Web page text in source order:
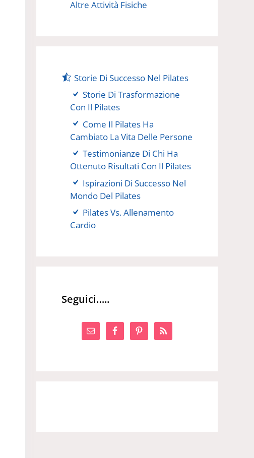
Altre Attività Fisiche
Storie Di Successo Nel Pilates
Storie Di Trasformazione
Con Il Pilates
Come Il Pilates Ha
Cambiato La Vita Delle Persone
Testimonianze Di Chi Ha
Ottenuto Risultati Con Il Pilates
Ispirazioni Di Successo Nel
Mondo Del Pilates
Pilates Vs. Allenamento
Cardio
Seguici…..